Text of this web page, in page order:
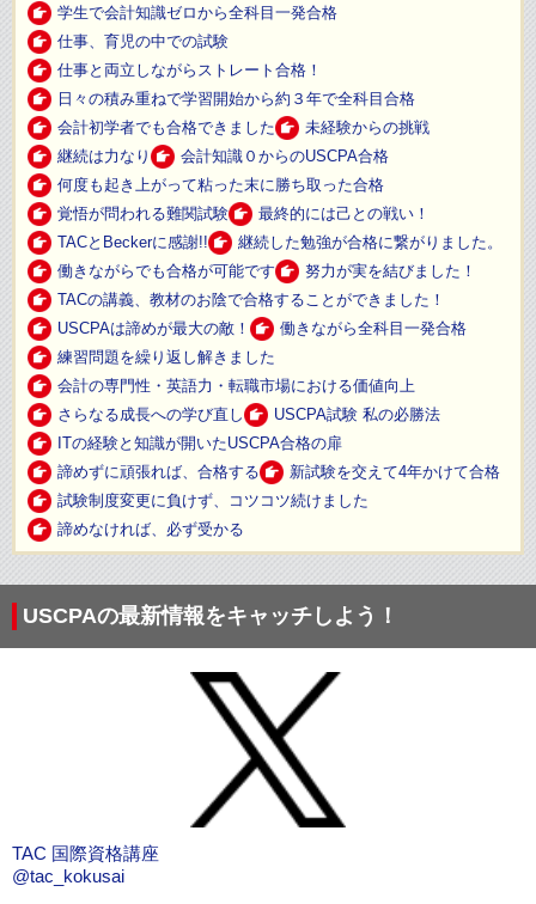
学生で会計知識ゼロから全科目一発合格
仕事、育児の中での試験
仕事と両立しながらストレート合格！
日々の積み重ねで学習開始から約３年で全科目合格
会計初学者でも合格できました
未経験からの挑戦
継続は力なり
会計知識０からのUSCPA合格
何度も起き上がって粘った末に勝ち取った合格
覚悟が問われる難関試験
最終的には己との戦い！
TACとBeckerに感謝!!
継続した勉強が合格に繋がりました。
働きながらでも合格が可能です
努力が実を結びました！
TACの講義、教材のお陰で合格することができました！
USCPAは諦めが最大の敵！
働きながら全科目一発合格
練習問題を繰り返し解きました
会計の専門性・英語力・転職市場における価値向上
さらなる成長への学び直し
USCPA試験 私の必勝法
ITの経験と知識が開いたUSCPA合格の扉
諦めずに頑張れば、合格する
新試験を交えて4年かけて合格
試験制度変更に負けず、コツコツ続けました
諦めなければ、必ず受かる
USCPAの最新情報をキャッチしよう！
TAC 国際資格講座
@tac_kokusai